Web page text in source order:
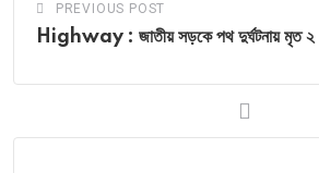
PREVIOUS POST
Highway : জাতীয় সড়কে পথ দুর্ঘটনায় মৃত ২